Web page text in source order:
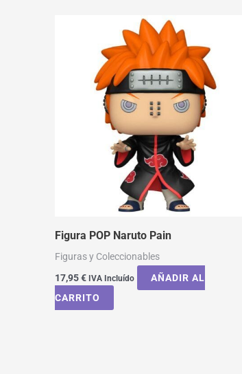
Figura POP Naruto Pain
Figuras y Coleccionables
17,95€ IVA Incluído
AÑADIR AL
CARRITO